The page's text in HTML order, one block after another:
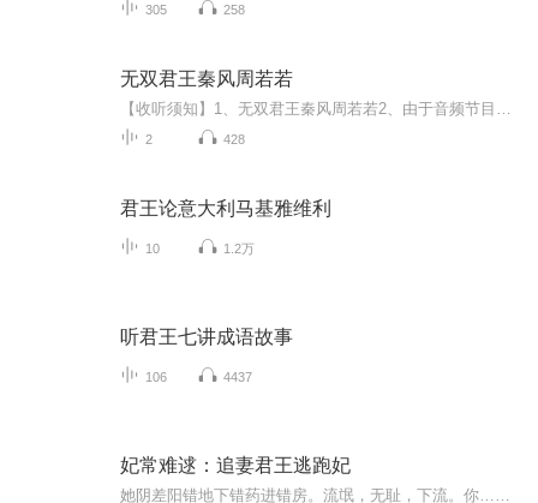
305 258
无双君王秦风周若若
2 428
君王论意大利马基雅维利
10 1.2万
听君王七讲成语故事
106 4437
妃常难逑：追妻君王逃跑妃